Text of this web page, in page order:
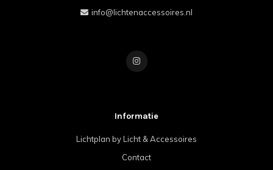
info@lichtenaccessoires.nl
Informatie
Lichtplan by Licht & Accessoires
Contact